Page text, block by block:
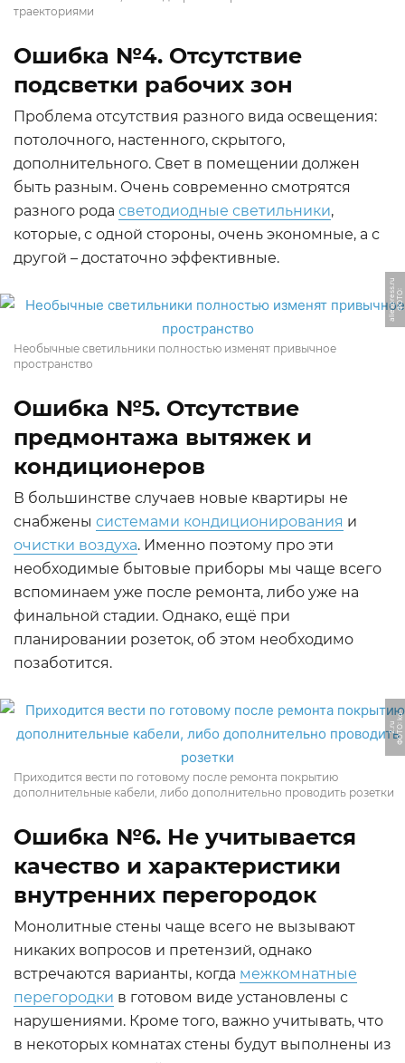
траекториями
Ошибка №4. Отсутствие
подсветки рабочих зон
Проблема отсутствия разного вида освещения:
потолочного, настенного, скрытого,
дополнительного. Свет в помещении должен
быть разным. Очень современно смотрятся
разного рода светодиодные светильники,
которые, с одной стороны, очень экономные, а с
другой – достаточно эффективные.
Ф
О
Т
О:
ali
e
x
p
r
e
s
s.
r
u
Необычные светильники полностью изменят привычное
пространство
Ошибка №5. Отсутствие
предмонтажа вытяжек и
кондиционеров
В большинстве случаев новые квартиры не
снабжены системами кондиционирования и
очистки воздуха. Именно поэтому про эти
необходимые бытовые приборы мы чаще всего
вспоминаем уже после ремонта, либо уже на
финальной стадии. Однако, ещё при
планировании розеток, об этом необходимо
позаботится.
Ф
О
Т
О:k
o
-
2.
r
u
Приходится вести по готовому после ремонта покрытию
дополнительные кабели, либо дополнительно проводить розетки
Ошибка №6. Не учитывается
качество и характеристики
внутренних перегородок
Монолитные стены чаще всего не вызывают
никаких вопросов и претензий, однако
встречаются варианты, когда межкомнатные
перегородки в готовом виде установлены с
нарушениями. Кроме того, важно учитывать, что
в некоторых комнатах стены будут выполнены из